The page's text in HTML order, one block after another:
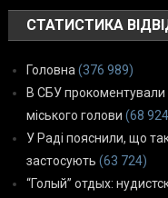
СТАТИСТИКА
Головна(376 989)
В СБУ
міського голови (68
У Раді пояснили, що
застосують (63 724)
“Голый” отдых: